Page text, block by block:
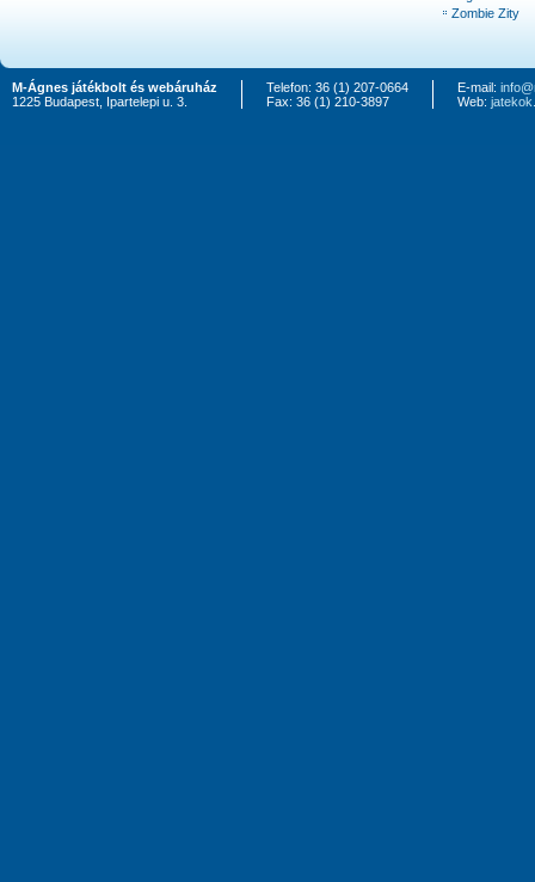
Zombie Zity
M-Ágnes játékbolt és webáruház
1225 Budapest, Ipartelepi u. 3.
Telefon: 36 (1) 207-0664
Fax: 36 (1) 210-3897
E-mail:
Web: